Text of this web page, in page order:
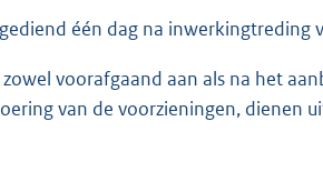
één dag na inwerkingtreding
voorafgaand aan als na het
van de voorzieningen, dienen